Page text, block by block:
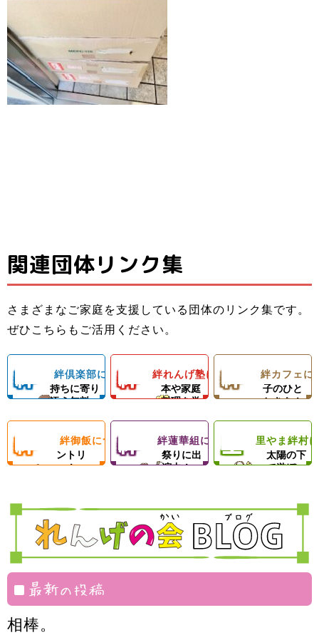
関連団体リンク集
さまざまなご家庭を支援している団体のリンク集です。
ぜひこちらもご活用ください。
絆
倶
楽
子どもの気
持ちに寄り
添う無料
子どもたちと親
＆子どもたちの
成長を支える無
絆倶楽部について
絆
れ
ん
塾
料理の基
本や家庭
料理を学
子ども料理教室
でお母さんのお
ようになろう！
体験型子ども食
絆れんげ塾について
絆
カ
フ
楽しい親
子のひと
ときを！
フェランチ（軽
絆カフェに
絆
飯
フードパ
ントリ
ー！
ひとり親家庭、
っぱいの手作り
ご飯＆食材配布
絆御飯について絆
華
組
地域のお
祭りに出
演中！
子ども食堂＆プ
ロの先生による
ダンスレッス
と食材配布でお
母さんをサポー
絆蓮華組について
里
ま
絆
思いきり
太陽の下
で遊ぼ
動を通じて子ど
もたちの心の成
里やま絆村
最新の投稿
相棒。